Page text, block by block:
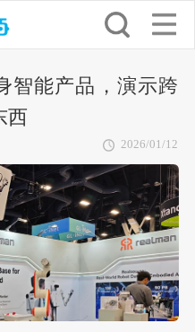
智能产品，演示跨
西
2026/01/12